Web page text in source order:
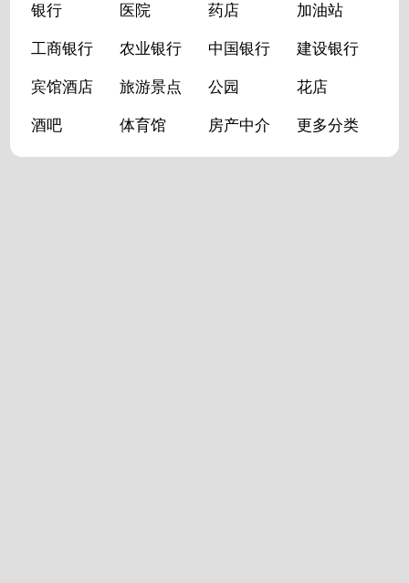
银行 医院 药店 加油站
工商银行 农业银行 中国银行 建设银行
宾馆酒店 旅游景点 公园 花店
酒吧 体育馆 房产中介 更多分类